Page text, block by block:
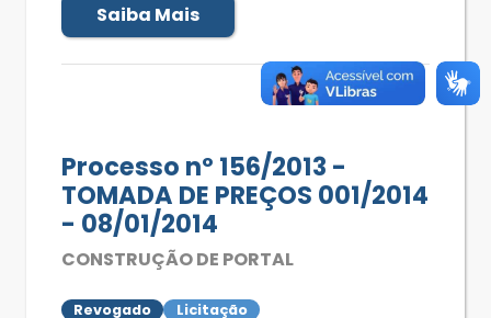
Saiba Mais
Processo nº 156/2013 -
TOMADA DE PREÇOS 001/2014
- 08/01/2014
CONSTRUÇÃO DE PORTAL
Revogado Licitação